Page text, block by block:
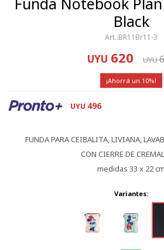
Black
BR11Br11-3
UYU 620 UYU
10
UYU 496
FUNDA PARA CEIBALITA, LIVIANA,
CON CIERRE DE
medidas 33 x 22 cm
Variantes: